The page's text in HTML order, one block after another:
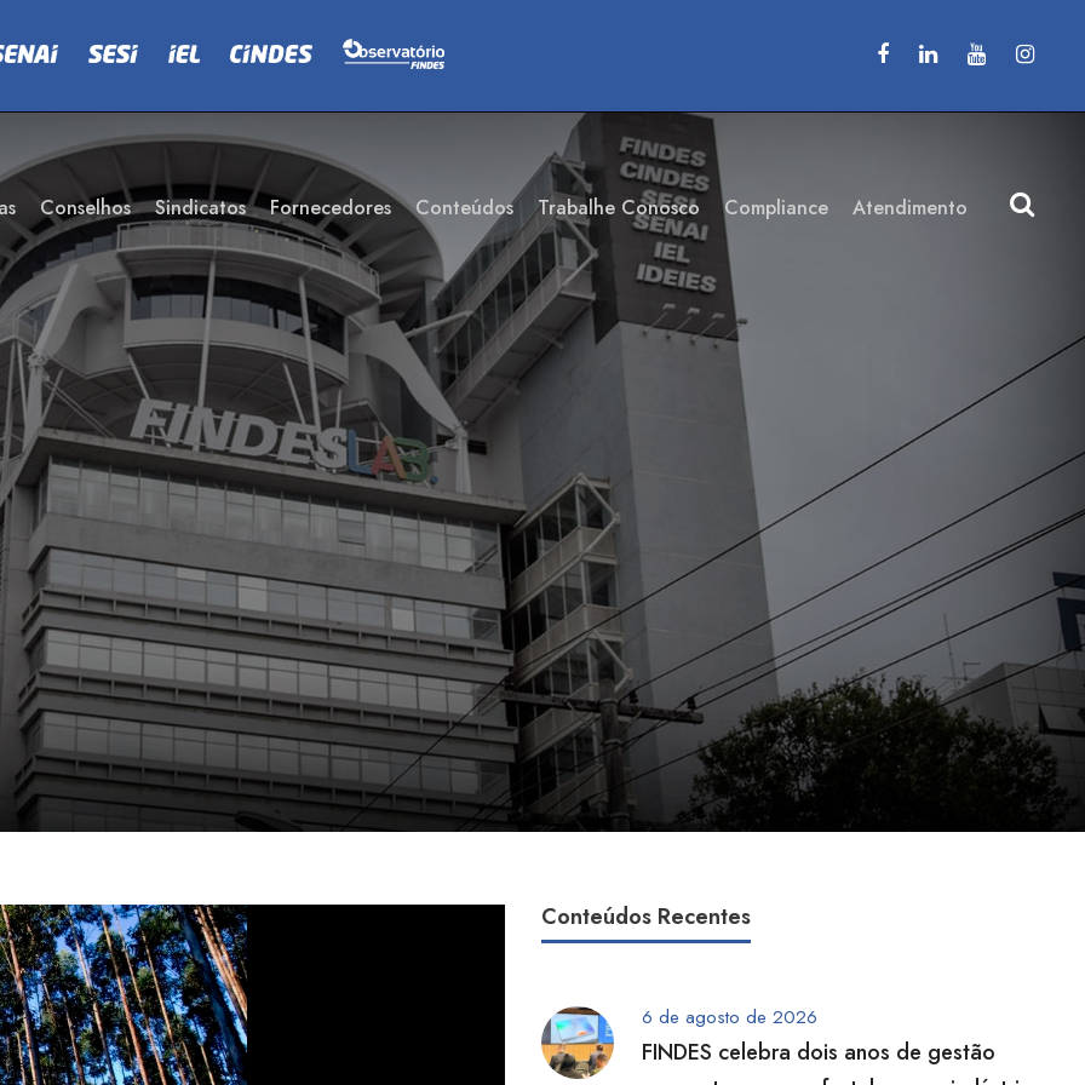
Conselhos Sindicatos Fornecedores Conteúdos Trabalhe Conosco Compliance Atendimento
Conteúdos Recentes
6 de agosto de 2026
FINDES celebra dois anos de gestão